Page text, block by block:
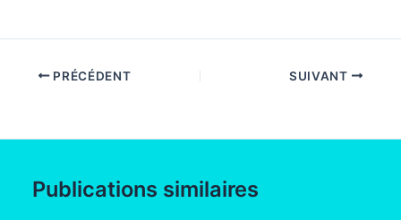
PRÉCÉDENT SUIVANT
Publications similaires